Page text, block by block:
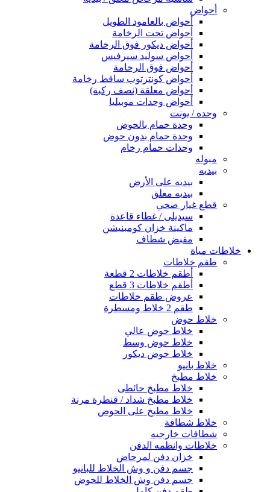
أحواض
أحواض بالعامود الطويل
أحواض تحت الرخامة
أحواض ديكور فوق الرخامة
أحواض سوليد سيرفيس
أحواض فوق الرخامة
أحواض كونترتوب ساقط رخامة
أحواض معلقة (نصف ركبة)
أحواض وحدات موبيليا
وحده / يونت
وحدة حمام بالحوض
وحدة حمام بدون حوض
وحدات حمام رخام
مبوله
بيديه
بيديه على الأرض
بيديه معلق
قطع غيار صحي
سيديلى / غطاء قاعدة
ماكينة خزان كومبنيشن
مقبض شطاف
خلاطات مياة
طقم خلاطات
أطقم خلاطات 2 قطعة
أطقم خلاطات 3 قطع
عروض طقم خلاطات
طقم 2 خلاط ومسطرة
خلاط حوض
خلاط حوض عالي
خلاط حوض وسط
خلاط حوض ديكور
خلاط بانيو
خلاط مطبخ
خلاط مطبخ حائطى
خلاط مطبخ شداد / قنطرة مرنة
خلاط مطبخ على الحوض
خلاط شطافة
شطافات خارجيه
خلاطات وانظمه الدفن
خزان دفن لمرحاض
جسم دفن و وش الخلاط للبانيو
جسم دفن وش الخلاط للحوض